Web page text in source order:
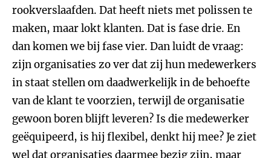
rookverslaafden. Dat heeft niets met polissen te
maken, maar lokt klanten. Dat is fase drie. En
dan komen we bij fase vier. Dan luidt de vraag:
zijn organisaties zo ver dat zij hun medewerkers
in staat stellen om daadwerkelijk in de behoefte
van de klant te voorzien, terwijl de organisatie
gewoon boren blijft leveren? Is die medewerker
geëquipeerd, is hij flexibel, denkt hij mee? Je ziet
wel dat organisaties daarmee bezig zijn, maar